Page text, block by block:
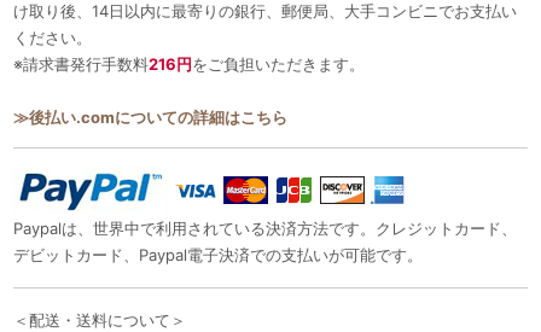
け取り後、14日以内に最寄りの銀行、郵便局、大手コンビニでお支払い
ください。
※請求書発行手数料216円をご負担いただきます。
≫後払い.comについての詳細はこちら
Paypalは、世界中で利用されている決済方法です。クレジットカード、
デビットカード、Paypal電子決済での支払いが可能です。
＜配送・送料について＞